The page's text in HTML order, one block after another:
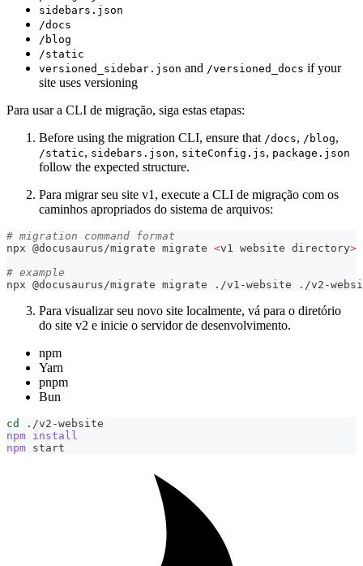
sidebars.json
/docs
/blog
/static
versioned_sidebar.json and /versioned_docs if your
site uses versioning
Para usar a CLI de migração, siga estas etapas:
Before using the migration CLI, ensure that /docs, /blog,
/static, sidebars.json, siteConfig.js, package.json
follow the expected structure.
Para migrar seu site v1, execute a CLI de migração com os
caminhos apropriados do sistema de arquivos:
# migration command format
npx @docusaurus/migrate migrate <v1 website directory>
# example
npx @docusaurus/migrate migrate ./v1-website ./v2-
Para visualizar seu novo site localmente, vá para o diretório
do site v2 e inicie o servidor de desenvolvimento.
npm
Yarn
pnpm
Bun
cd
./v2-website
npm install
npm start